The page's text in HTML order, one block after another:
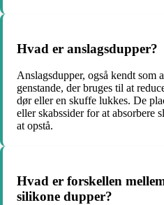
Hvad er anslagsdupper?
Anslagsdupper, også kendt som
genstande, der bruges til at
dør eller en skuffe lukkes. De
eller skabssider for at absorbere
at opstå.
Hvad er forskellen
silikone dupper?